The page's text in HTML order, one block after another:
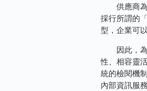
供應商為
採行所謂的
型，企業可
因此，為
性、相容靈
統的檢閱機
內部資訊服